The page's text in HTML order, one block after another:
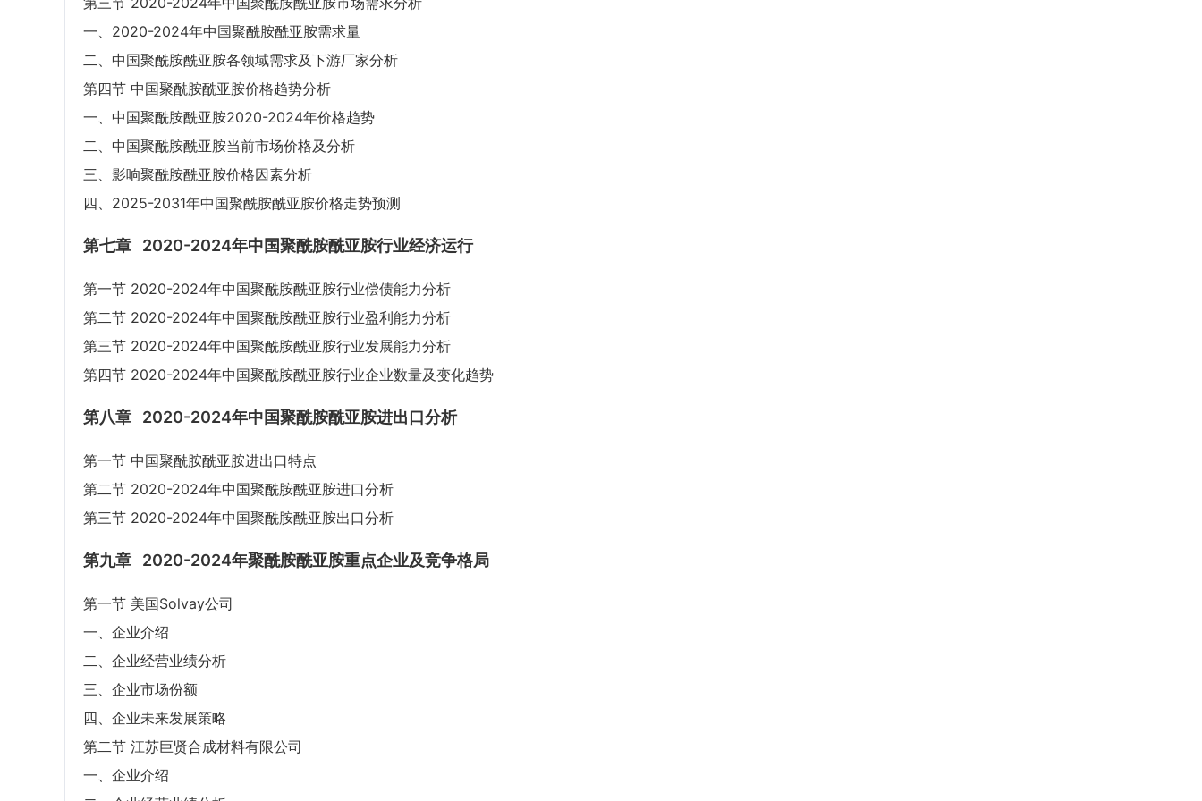
一、2020-2024年中国聚酰胺酰亚胺需求量
二、中国聚酰胺酰亚胺各领域需求及下游厂家分析
第四节 中国聚酰胺酰亚胺价格趋势分析
一、中国聚酰胺酰亚胺2020-2024年价格趋势
二、中国聚酰胺酰亚胺当前市场价格及分析
三、影响聚酰胺酰亚胺价格因素分析
四、2025-2031年中国聚酰胺酰亚胺价格走势预测
第七章 2020-2024年中国聚酰胺酰亚胺行业经济运行
第一节 2020-2024年中国聚酰胺酰亚胺行业偿债能力分析
第二节 2020-2024年中国聚酰胺酰亚胺行业盈利能力分析
第三节 2020-2024年中国聚酰胺酰亚胺行业发展能力分析
第四节 2020-2024年中国聚酰胺酰亚胺行业企业数量及变化趋势
第八章 2020-2024年中国聚酰胺酰亚胺进出口分析
第一节 中国聚酰胺酰亚胺进出口特点
第二节 2020-2024年中国聚酰胺酰亚胺进口分析
第三节 2020-2024年中国聚酰胺酰亚胺出口分析
第九章 2020-2024年聚酰胺酰亚胺重点企业及竞争格局
第一节 美国Solvay公司
一、企业介绍
二、企业经营业绩分析
三、企业市场份额
四、企业未来发展策略
第二节 江苏巨贤合成材料有限公司
一、企业介绍